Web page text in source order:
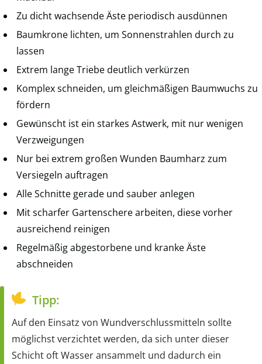
Zu dicht wachsende Äste periodisch ausdünnen
Baumkrone lichten, um Sonnenstrahlen durch zu
lassen
Extrem lange Triebe deutlich verkürzen
Komplex schneiden, um gleichmäßigen Baumwuchs zu
fördern
Gewünscht ist ein starkes Astwerk, mit nur wenigen
Verzweigungen
Nur bei extrem großen Wunden Baumharz zum
Versiegeln auftragen
Alle Schnitte gerade und sauber anlegen
Mit scharfer Gartenschere arbeiten, diese vorher
ausreichend reinigen
Regelmäßig abgestorbene und kranke Äste
abschneiden
Tipp:
Auf den Einsatz von Wundverschlussmitteln sollte
möglichst verzichtet werden, da sich unter dieser
Schicht oft Wasser ansammelt und dadurch ein